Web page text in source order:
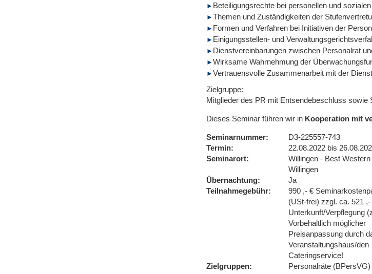
Beteiligungsrechte bei personellen und
Themen und Zuständigkeiten der
Formen und Verfahren bei Initiativen der
Einigungsstellen- und
Dienstvereinbarungen zwischen Personalrat
Wirksame Wahrnehmung der
Vertrauensvolle Zusammenarbeit mit der
Zielgruppe:
Mitglieder des PR mit Entsendebeschluss sowie
Dieses Seminar führen wir in Kooperation mit
Seminarnummer
D3-225557-743
Termin
22.08.2022 bis
Seminarort
Willingen - Best
Willingen
Übernachtung
Ja
Teilnahmegebühr
990 ,- €
(USt-frei) zzgl. ca. 521 ,-
Unterkunft/Verpflegung
Vorbehaltlich möglicher
Preisanpassung durch
Veranstaltungshaus/den
Cateringservice!
Zielgruppen
Personalräte (BPersVG)